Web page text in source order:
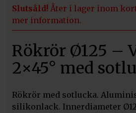
Slutsåld! Åter i lager inom
mer information.
Rökrör Ø125 –
2×45° med
Rökrör med sotlucka.
silikonlack. Innerdiameter